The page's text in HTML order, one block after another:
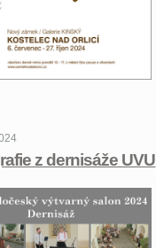
z dernisáže UVU